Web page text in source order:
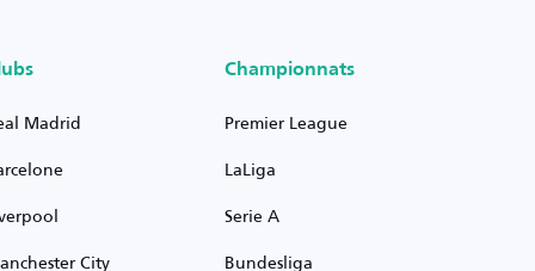
Madrid
City
Championnats
Premier League
LaLiga
Serie A
Bundesliga